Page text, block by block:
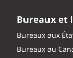
Bureaux et
Bureaux aux
Bureaux au